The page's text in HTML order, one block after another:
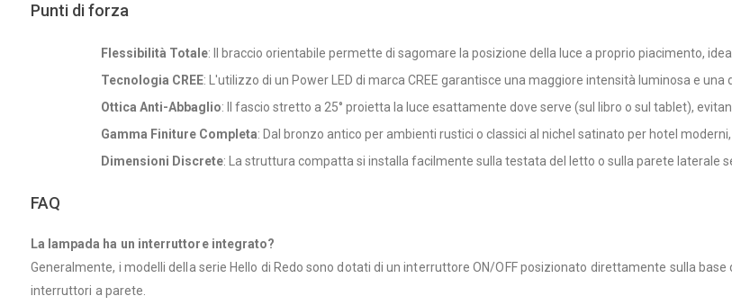
Punti di forza
Flessibilità Totale: Il braccio orientabile permette di sagomare la posizione della luce a proprio piacimento,
Tecnologia CREE: L'utilizzo di un Power LED di marca CREE garantisce una maggiore intensità luminosa e
Ottica Anti-Abbaglio: Il fascio stretto a 25° proietta la luce esattamente dove serve (sul libro o sul tablet),
Gamma Finiture Completa: Dal bronzo antico per ambienti rustici o classici al nichel satinato per hotel
Dimensioni Discrete: La struttura compatta si installa facilmente sulla testata del letto o sulla parete laterale
FAQ
La lampada ha un interruttore integrato?
Generalmente, i modelli della serie Hello di Redo sono dotati di un interruttore ON/OFF posizionato direttamente sulla
interruttori a parete.